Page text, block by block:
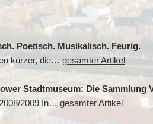
Poetisch. Musikalisch. Feurig.
kürzer, die… gesamter Artikel
Stadtmuseum: Die Sammlung
2009 In… gesamter Artikel